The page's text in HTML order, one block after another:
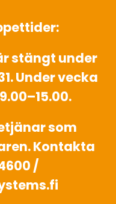
stängt under
Under vecka
som
Kontakta
/